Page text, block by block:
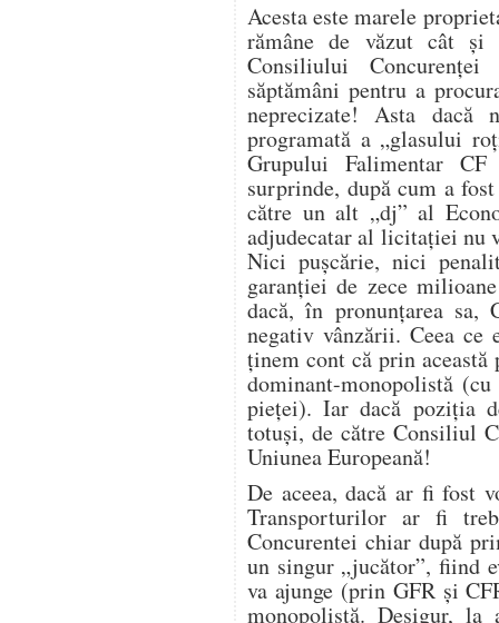
Acesta este marele
rămâne de văzut cât
Consiliului
săptămâni pentru a
neprecizate! Asta dacă
programată a „glasului
Grupului Falimentar
surprinde, după cum a
către un alt „dj” al
adjudecatar al licitaţiei nu
Nici puşcărie, nici
garanţiei de zece
dacă, în pronunţarea sa,
negativ vânzării. Ceea ce
ţinem cont că prin
dominant-monopolistă
pieţei). Iar dacă poziţia
totuşi, de către Consiliul
Uniunea Europeană!
De aceea, dacă ar fi fost
Transporturilor ar fi
Concurentei chiar după
un singur „jucător”, fiind
va ajunge (prin GFR şi
monopolistă. Desigur,